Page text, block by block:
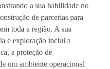
a sua habilidade no
de parcerias para
toda a região. A sua
e exploração inclui a
a proteção de
um ambiente operacional